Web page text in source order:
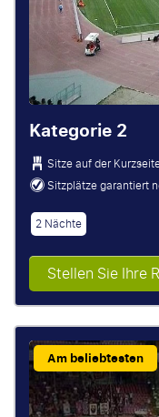
Kategorie 2
Sitze auf der
Sitzplätze garantiert
2 Nächte
Stellen Sie Ihre
Am beliebtesten